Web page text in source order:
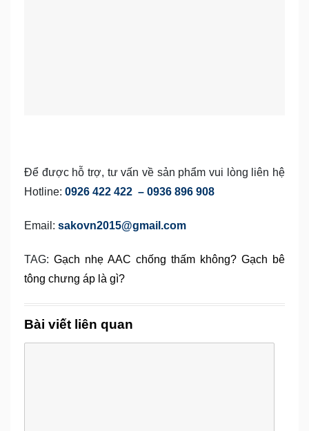
Để được hỗ trợ, tư vấn về sản phẩm vui lòng liên hệ
Hotline: 0926 422 422 – 0936 896 908
Email: sakovn2015@gmail.com
TAG: Gạch nhẹ AAC chống thấm không? Gạch bê
tông chưng áp là gì?
Bài viết liên quan